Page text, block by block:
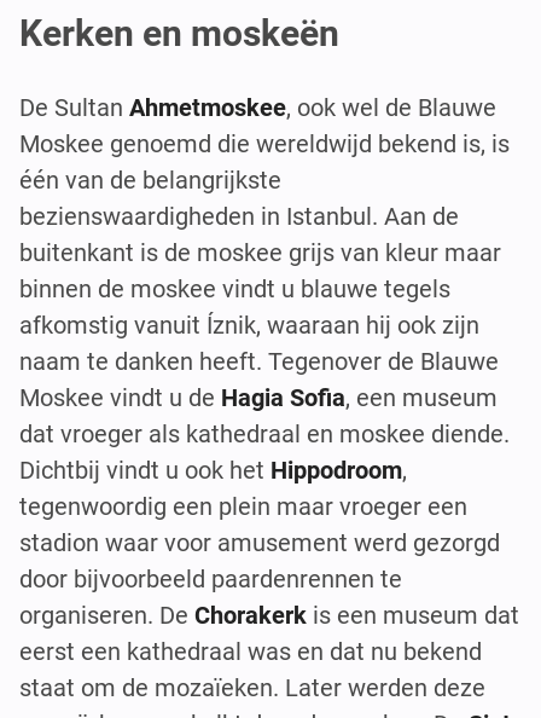
Kerken en moskeën
De Sultan Ahmetmoskee, ook wel de Blauwe
Moskee genoemd die wereldwijd bekend is, is
één van de belangrijkste
bezienswaardigheden in Istanbul. Aan de
buitenkant is de moskee grijs van kleur maar
binnen de moskee vindt u blauwe tegels
afkomstig vanuit Íznik, waaraan hij ook zijn
naam te danken heeft. Tegenover de Blauwe
Moskee vindt u de Hagia Sofia, een museum
dat vroeger als kathedraal en moskee diende.
Dichtbij vindt u ook het Hippodroom,
tegenwoordig een plein maar vroeger een
stadion waar voor amusement werd gezorgd
door bijvoorbeeld paardenrennen te
organiseren. De Chorakerk is een museum dat
eerst een kathedraal was en dat nu bekend
staat om de mozaïeken. Later werden deze